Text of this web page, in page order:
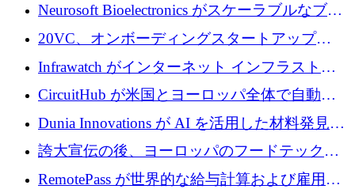
Neurosoft Bioelectronics がスケーラブルなブレ
イン コンピューター インターフェイスのため
に 750 万ドルを調達
20VC、オンボーディングスタートアップ
Prelude へのシリーズ A 投資で 2,000 万ドルを
Infrawatch がインターネット インフラストラ
クチャ インテリジェンス向けに 300 万ドルの
プレシードを確保
CircuitHub が米国とヨーロッパ全体で自動電
子機器製造を拡大するために 2,800 万ドルを
Dunia Innovations が AI を活用した材料発見を
産業化するために 2 億 8,000 万ユーロのベル
リン GigaLab を発表
誇大宣伝の後、ヨーロッパのフードテックセ
クターはファンダメンタルズを中心に再構築
RemotePass が世界的な給与計算および雇用プ